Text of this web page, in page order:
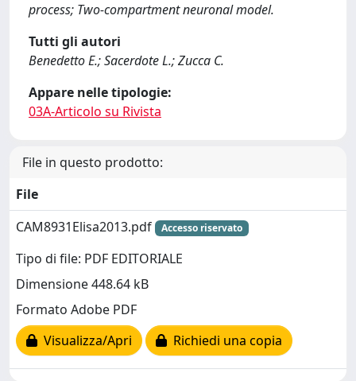
process; Two-compartment neuronal model.
Tutti gli autori
Benedetto E.; Sacerdote L.; Zucca C.
Appare nelle tipologie:
03A-Articolo su Rivista
File in questo prodotto:
File
CAM8931Elisa2013.pdf
Accesso riservato
Tipo di file: PDF EDITORIALE
Dimensione 448.64 kB
Formato Adobe PDF
Visualizza/Apri
Richiedi una copia